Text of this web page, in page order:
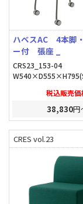
ハベスAC 4本脚
ー付 張座 _
CRS23_153-04
税込販売価
38,830円
CRES vol.23